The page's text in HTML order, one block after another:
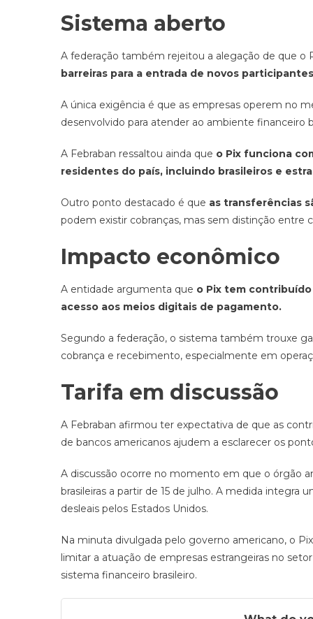
Sistema aberto
A federação também rejeitou a alegação de que
barreiras para a entrada de novos
A única exigência é que as empresas operem no
desenvolvido para atender ao ambiente financeiro
A Febraban ressaltou ainda que o Pix funciona
residentes do país, incluindo brasileiros e
Outro ponto destacado é que as transferências
podem existir cobranças, mas sem distinção entre
Impacto econômico
A entidade argumenta que o Pix tem
acesso aos meios digitais de pagamento.
Segundo a federação, o sistema também trouxe
cobrança e recebimento, especialmente em
Tarifa em discussão
A Febraban afirmou ter expectativa de que as
de bancos americanos ajudem a esclarecer os
A discussão ocorre no momento em que o órgão
brasileiras a partir de 15 de julho. A medida integra
desleais pelos Estados Unidos.
Na minuta divulgada pelo governo americano, o
limitar a atuação de empresas estrangeiras no
sistema financeiro brasileiro.